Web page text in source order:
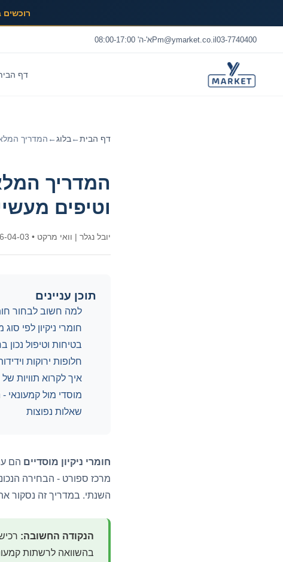
רוכשים
03-7740400
Pm@ymarket.co.ilא'-ה' 08:00-17:00
דף
דף הבית←בלוג← המדריך המלא
המדריך
וטיפים
יובל נגלר | וואי מרקט •
04-03
תוכן עניינים
למה חשוב לבחור
חומרי ניקיון לפי
בטיחות וטיפול נכון
חלופות ירוקות
איך לקרוא תוויות של
מוסדי מול קמעונאי
שאלות נפוצות
חומרי ניקיון מוסדיים הם
מרכז ספורט - הבחירה
השנתי. במדריך זה נסקור
הנקודה החשובה:
בהשוואה לרשתות